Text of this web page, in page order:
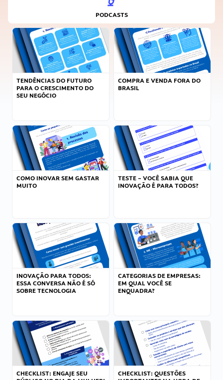
PODCASTS
TENDÊNCIAS DO FUTURO
PARA O CRESCIMENTO DO
SEU NEGÓCIO
COMPRA E VENDA FORA DO
BRASIL
COMO INOVAR SEM GASTAR
MUITO
TESTE – VOCÊ SABIA QUE
INOVAÇÃO É PARA TODOS?
INOVAÇÃO PARA TODOS:
ESSA CONVERSA NÃO É SÓ
SOBRE TECNOLOGIA
CATEGORIAS DE EMPRESAS:
EM QUAL VOCÊ SE
ENQUADRA?
CHECKLIST: ENGAJE SEU
CHECKLIST: QUESTÕES